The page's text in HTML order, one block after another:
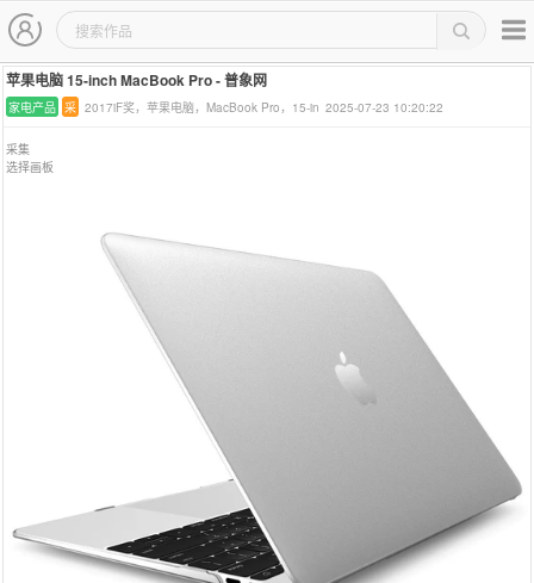
作品集详情页
主导航
苹果电脑 15-inch MacBook Pro - 普象网
家电产品 采 2017iF奖，苹果电脑，MacBook Pro，15-in 2025-07-23 10:20:22
采集
选择画板